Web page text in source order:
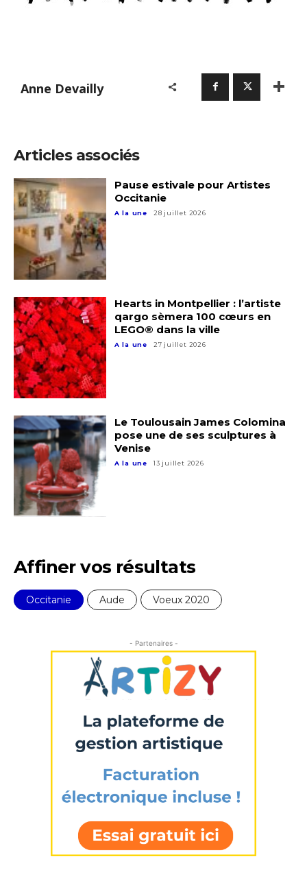
Nom
Statut / Organisation
J'accepte lestermes et conditions
* Champ obligatoire
Adresse email*
Statut / Organisation
J'accepte lestermes et conditions
Anne Devailly
Articles associés
Pause estivale pour Artistes
Occitanie
A la une 28 juillet 2026
Hearts in Montpellier : l’artiste
qargo sèmera 100 cœurs en
LEGO® dans la ville
A la une 27 juillet 2026
Le Toulousain James Colomina
pose une de ses sculptures à
Venise
A la une 13 juillet 2026
Affiner vos résultats
Occitanie Aude Voeux 2020
- Partenaires -